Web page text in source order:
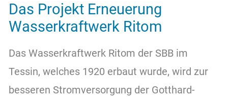
Das Projekt Erneuerung
Wasserkraftwerk Ritom
Das Wasserkraftwerk Ritom der SBB im
Tessin, welches 1920 erbaut wurde, wird zur
besseren Stromversorgung der Gotthard-